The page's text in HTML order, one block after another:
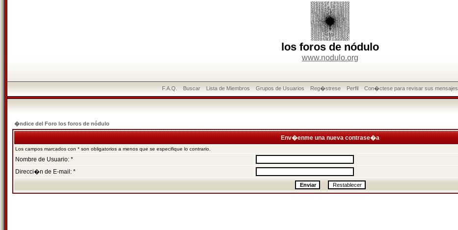
los foros de nódulo
www.nodulo.org
F.A.Q. Buscar Lista de Miembros Grupos de Usuarios Reg�strese Perfil Con�ctese para revisar sus mensajes
�ndice del Foro los foros de nódulo
Env�enme una nueva contrase�a
Los campos marcados con * son obligatorios a menos que se especifique lo contrario.
Nombre de Usuario: *
Direcci�n de E-mail: *